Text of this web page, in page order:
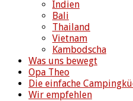
Indien
Bali
Thailand
Vietnam
Kambodscha
Was uns bewegt
Opa Theo
Die einfache
Wir empfehlen